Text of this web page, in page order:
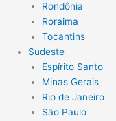
Rondônia
Roraima
Tocantins
Sudeste
Espírito Santo
Minas Gerais
Rio de Janeiro
São Paulo